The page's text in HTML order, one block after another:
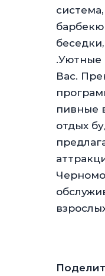
.Уютные
Вас.
пивные
отдых